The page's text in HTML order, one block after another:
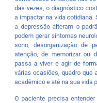
das vezes, o diagnóstico
a impactar na vida cotidiana.
a depressão alteram o
podem gerar sintomas
sono, desorganização de
atenção, de memorizar ou
passa a viver e agir de
várias ocasiões, quadro que
acadêmico e até na sua vida
O paciente precisa